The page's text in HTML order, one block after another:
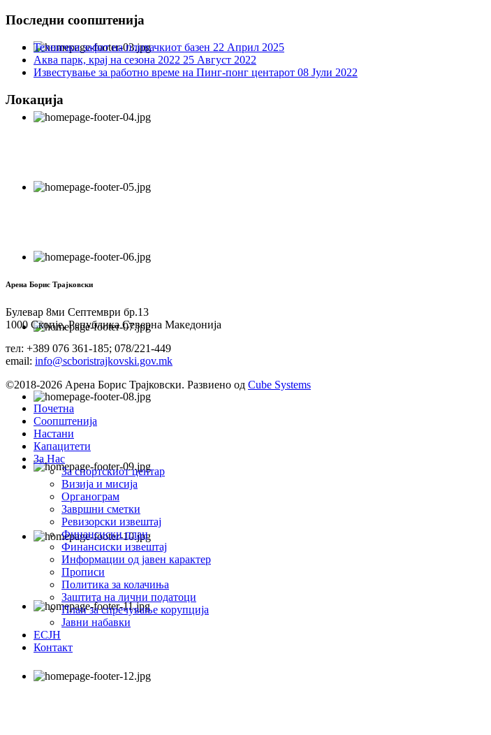
Последни соопштенија
Технички зафат на пливачкиот базен 22 Април 2025
Аква парк, крај на сезона 2022 25 Август 2022
Известување за работно време на Пинг-понг центарот 08 Јули 2022
Локација
Арена Борис Трајковски
Булевар 8ми Септември бр.13
1000 Скопје, Република Северна Македонија
тел: +389 076 361-185; 078/221-449
email: info@scboristrajkovski.gov.mk
©2018-2026 Арена Борис Трајковски. Развиено од Cube Systems
Почетна
Соопштенија
Настани
Капацитети
За Нас
За спортскиот центар
Визија и мисија
Органограм
Завршни сметки
Ревизорски извештај
Финансиски план
Финансиски извештај
Информации од јавен карактер
Прописи
Политика за колачиња
Заштита на лични податоци
План за спречување корупција
Јавни набавки
ЕСЈН
Контакт